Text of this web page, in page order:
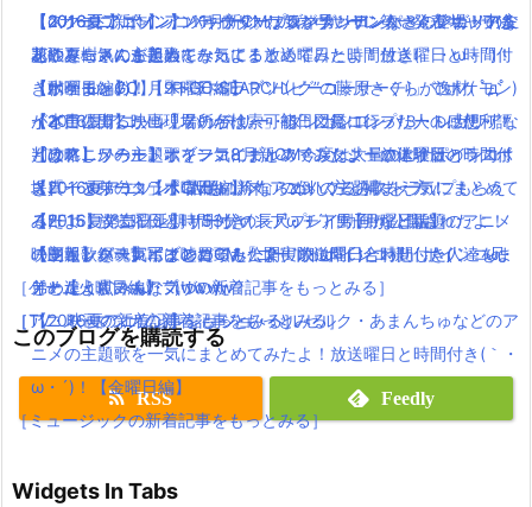
【dカード】ポインコ11月新CMは気が早いサンタさん登場！中条
あやみちゃんも美人になってる！
【動画まとめ】月9ドラマ”ラブソング”の藤原さくらが逸材( ﾟдﾟ )
イイ声！！
【うれしかろー】ポインコ8月新CM今度は大量のヒナポインコ！
堤真一と弟のコラボCMも！今ならぬいぐるみストラップもらえ
る！
【ジュッパー】ポインコCM「ゴールドポインコ様」ポインコ兄
弟と違う点みんな気づいた？
［TV・映画の新着記事をもっとみる］
【スクエニ新作】アンティークカルネヴァーレ第一発表キャラは
花江夏樹さんが担当！
【ポケモンGO】「P-GO SEARCH(ピーゴーサーチ)」でポケモン
がどこに出るか出現場所が検索可能！図鑑コンプリートに便利！
【攻略】ワールドオブファイナルファンタジーの体験版のラスボ
ス「イフリータ」「コカトリス」の倒し方と捕まえ方！
【FF15】発売日延期！53分の長尺プレイ動画が公開されたよ！
映画キングスレイブの冒頭も公開(｀・ω・´)
［ゲーム・スマホアプリの新着記事をもっとみる］
【2016夏アニソン】バッテリー・ダンガンロンパ３・レガリアな
どのアニメの主題歌を一気にまとめてみたよ！放送曜日と時間付
き(｀・ω・´)！【木曜日編】
【本日公開】映画「君の名は。」初日に見に行った人の感想・評
判は？
【2016夏アニソン】話題の新作アニメの主題歌を一気にまとめて
みたよ！放送曜日と時間付き(｀・ω・´)！【月曜日編】
【朗報】銀魂実写は嘘だった！？実際に問い合わせした人達をま
とめたよ(｀・ω・´)wwww
［アニメ・マンガの新着記事をもっとみる］
【2016夏アニソン】ツキウタ。プラネタリアンなどのアニメの主
題歌を一気にまとめてみたよ！放送曜日と時間付き(｀・ω・´)！
【水曜日編】
【2016夏アニソン】バッテリー・ダンガンロンパ３・レガリアな
どのアニメの主題歌を一気にまとめてみたよ！放送曜日と時間付
き(｀・ω・´)！【木曜日編】
【2016夏アニソン】サーヴァンプ・チア男子!!など話題のアニメ
の主題歌を一気にまとめてみたよ！放送曜日と時間付き(｀・ω・
´)！【火曜日編】
【2016夏アニソン】ジョジョ・べルセルク・あまんちゅなどのア
ニメの主題歌を一気にまとめてみたよ！放送曜日と時間付き(｀・
ω・´)！【金曜日編】
［ミュージックの新着記事をもっとみる］
このブログを購読する
RSS Feedly
Widgets In Tabs